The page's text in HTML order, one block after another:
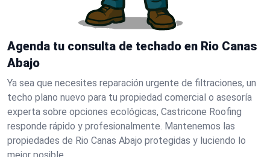
Agenda tu consulta de techado en Rio Canas
Abajo
Ya sea que necesites reparación urgente de filtraciones, un
techo plano nuevo para tu propiedad comercial o asesoría
experta sobre opciones ecológicas, Castricone Roofing
responde rápido y profesionalmente. Mantenemos las
propiedades de Rio Canas Abajo protegidas y luciendo lo